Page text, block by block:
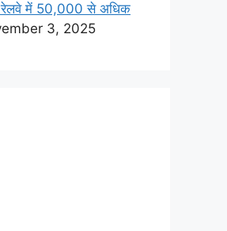
रेलवे में 50,000 से अधिक
3, 2025